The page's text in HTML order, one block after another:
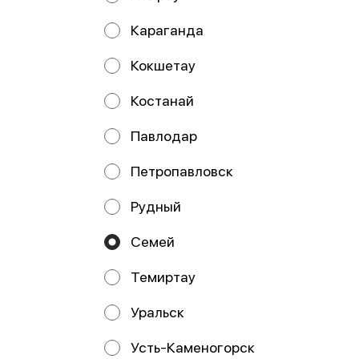
Калифорния
снежный краб (п)
Дракон с огурцом
Работает на эффективном ядре
Политика конфиденциальности
Караганда
Кокшетау
Костанай
Павлодар
Петропавловск
Рудный
Семей
Темиртау
Уральск
Усть-Каменогорск